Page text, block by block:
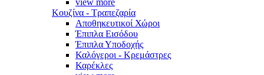
view more
Κουζίνα - Τραπεζαρία
Αποθηκευτικοί Χώροι
Έπιπλα Εισόδου
Έπιπλα Υποδοχής
Καλόγεροι - Κρεμάστρες
Καρέκλες